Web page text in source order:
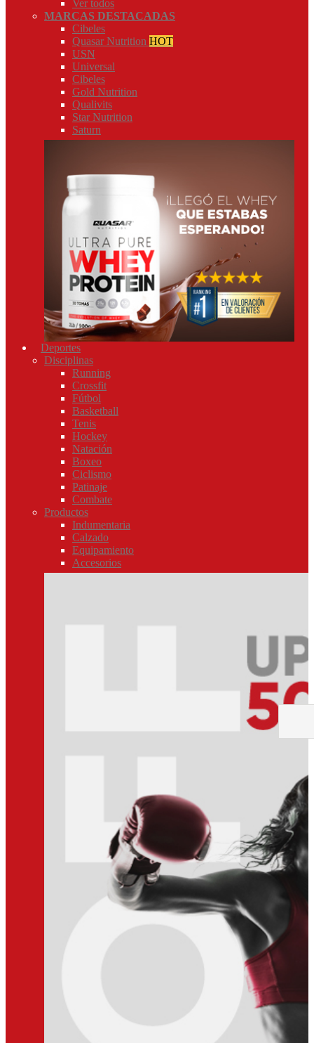
Ver todos
MARCAS DESTACADAS
Cibeles
Quasar Nutrition HOT
USN
Universal
Cibeles
Gold Nutrition
Qualivits
Star Nutrition
Saturn
Deportes
Disciplinas
Running
Crossfit
Fútbol
Basketball
Tenis
Hockey
Natación
Boxeo
Ciclismo
Patinaje
Combate
Productos
Indumentaria
Calzado
Equipamiento
Accesorios